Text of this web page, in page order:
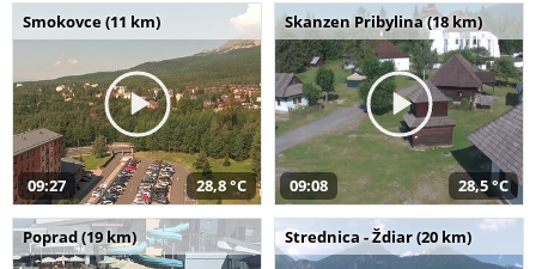
Smokovce (11 km)
09:27 28,8 °C
Skanzen Pribylina (18 km)
09:08 28,5 °C
Poprad (19 km) Strednica - Ždiar (20 km)